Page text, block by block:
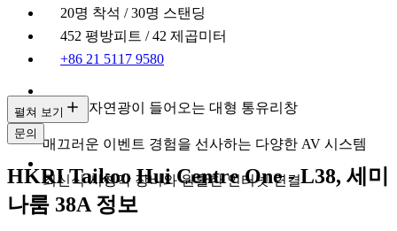
20명 착석 / 30명 스탠딩
452 평방피트 / 42 제곱미터
+86 21 5117 9580
풍부한 자연광이 들어오는 대형 통유리창
매끄러운 이벤트 경험을 선사하는 다양한 AV 시스템
최신식 시청각 장비와 원활한 인터넷 연결
펼쳐 보기
문의
HKRI Taikoo Hui Centre One - L38, 세미
나룸 38A 정보